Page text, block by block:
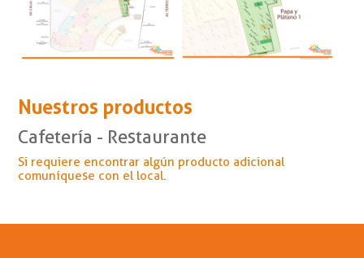
Nuestros productos
Cafetería - Restaurante
Si requiere encontrar algún producto adicional
comuníquese con el local.